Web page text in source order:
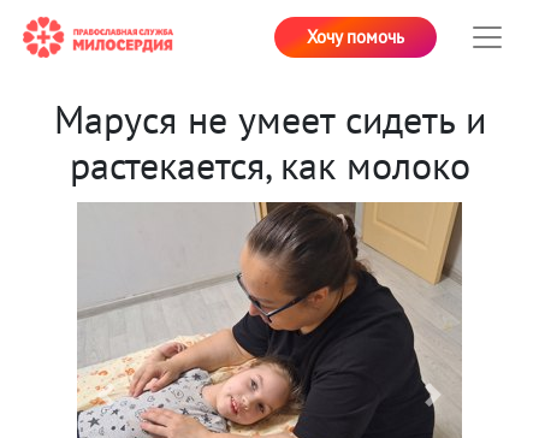
Хочу помочь
Маруся не умеет сидеть и
растекается, как молоко
Previous Next